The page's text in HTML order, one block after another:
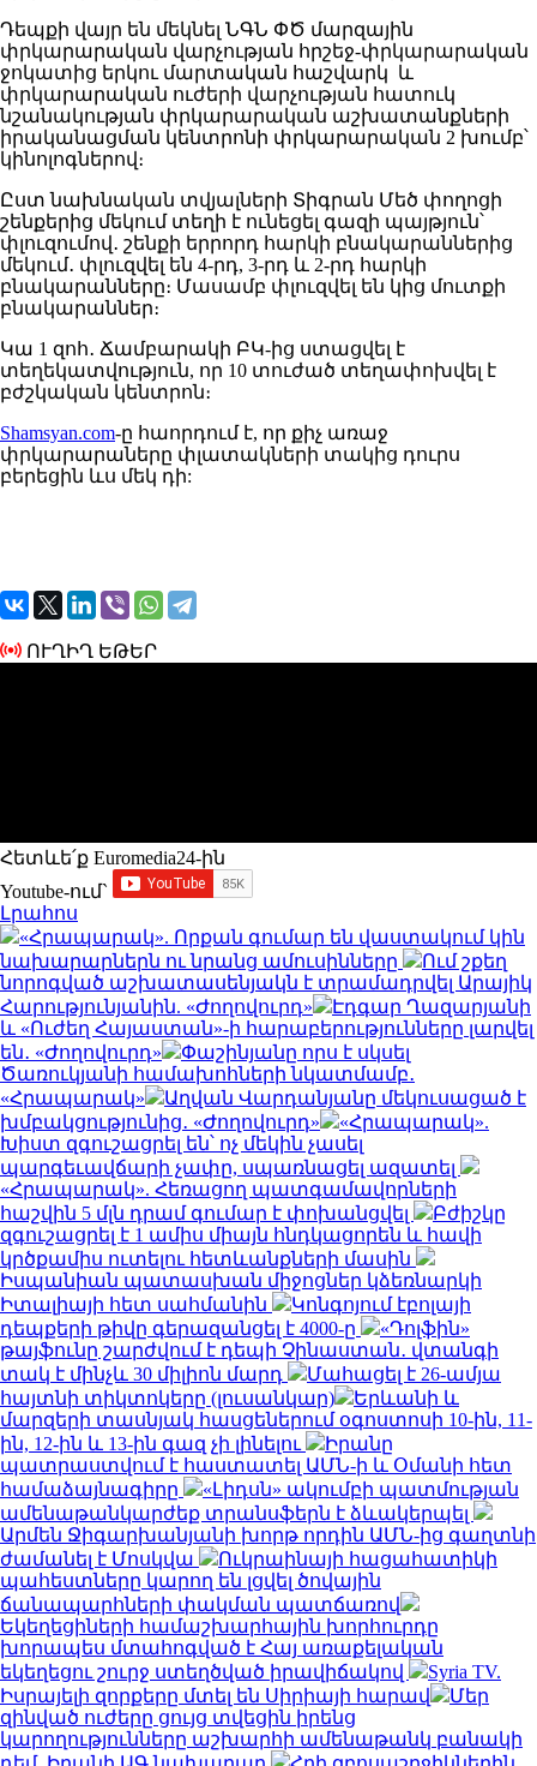
Դեպքի վայր են մեկնել ՆԳՆ ՓԾ մարզային
փրկարարական վարչության հրշեջ-փրկարարական
ջոկատից երկու մարտական հաշվարկ և
փրկարարական ուժերի վարչության հատուկ
նշանակության փրկարարական աշխատանքների
իրականացման կենտրոնի փրկարարական 2 խումբ՝
կինոլոգներով։
Ըստ նախնական տվյալների Տիգրան Մեծ փողոցի
շենքերից մեկում տեղի է ունեցել գազի պայթյուն՝
փլուզումով․ շենքի երրորդ հարկի բնակարաններից
մեկում․ փլուզվել են 4-րդ, 3-րդ և 2-րդ հարկի
բնակարանները։ Մասամբ փլուզվել են կից մուտքի
բնակարաններ։
Կա 1 զոհ․ Ճամբարակի ԲԿ-ից ստացվել է
տեղեկատվություն, որ 10 տուժած տեղափոխվել է
բժշկական կենտրոն։
Shamsyan.com-ը հաորդում է, որ քիչ առաջ
փրկարարաները փլատակների տակից դուրս
բերեցին ևս մեկ դի:
ՈՒՂԻՂ ԵԹԵՐ
Հետևե՛ք Euromedia24-ին
Youtube-ում`
Լրահոս
«Հրապարակ». Որքան գումար են վաստակում կին
նախարարներն ու նրանց ամուսինները
Ում շքեղ
նորոգված աշխատասենյակն է տրամադրվել Արայիկ
Հարությունյանին. «Ժողովուրդ»
Էդգար Ղազարյանի
և «Ուժեղ Հայաստան»-ի հարաբերությունները լարվել
են․ «Ժողովուրդ»
Փաշինյանը որս է սկսել
Ծառուկյանի համախոհների նկատմամբ․
«Հրապարակ»
Աղվան Վարդանյանը մեկուսացած է
խմբակցությունից․ «Ժողովուրդ»
«Հրապարակ».
Խիստ զգուշացրել են՝ ոչ մեկին չասել
պարգեւավճարի չափը, սպառնացել ազատել
«Հրապարակ». Հեռացող պատգամավորների
հաշվին 5 մլն դրամ գումար է փոխանցվել
Բժիշկը
զգուշացրել է 1 ամիս միայն հնդկացորեն և հավի
կրծքամիս ուտելու հետևանքների մասին
Իսպանիան պատասխան միջոցներ կձեռնարկի
Իտալիայի հետ սահմանին
Կոնգոյում էբոլայի
դեպքերի թիվը գերազանցել է 4000-ը
«Դոլֆին»
թայֆունը շարժվում է դեպի Չինաստան․ վտանգի
տակ է մինչև 30 միլիոն մարդ
Մահացել է 26-ամյա
հայտնի տիկտոկերը (լուսանկար)
Երևանի և
մարզերի տասնյակ հասցեներում օգոստոսի 10-ին, 11-
ին, 12-ին և 13-ին գազ չի լինելու
Իրանը
պատրաստվում է հաստատել ԱՄՆ-ի և Օմանի հետ
համաձայնագիրը
«Լիդսն» ակումբի պատմության
ամենաթանկարժեք տրանսֆերն է ձևակերպել
Արմեն Ջիգարխանյանի խորթ որդին ԱՄՆ-ից գաղտնի
ժամանել է Մոսկվա
Ուկրաինայի հացահատիկի
պահեստները կարող են լցվել ծովային
ճանապարհների փակման պատճառով
Եկեղեցիների համաշխարհային խորհուրդը
խորապես մտահոգված է Հայ առաքելական
եկեղեցու շուրջ ստեղծված իրավիճակով
Syria TV.
Իսրայելի զորքերը մտել են Սիրիայի հարավ
Մեր
զինված ուժերը ցույց տվեցին իրենց
կարողությունները աշխարհի ամենաթանկ բանակի